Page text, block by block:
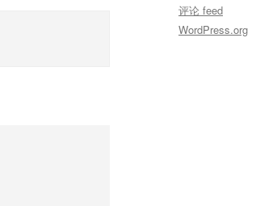
评论 feed
WordPress.org